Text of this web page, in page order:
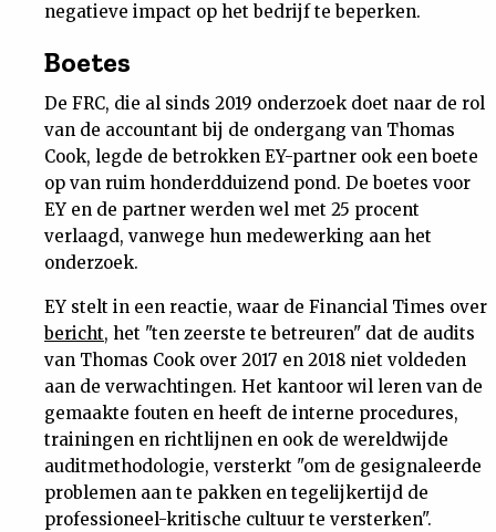
negatieve impact op het bedrijf te beperken.
Boetes
De FRC, die al sinds 2019 onderzoek doet naar de rol
van de accountant bij de ondergang van Thomas
Cook, legde de betrokken EY-partner ook een boete
op van ruim honderdduizend pond. De boetes voor
EY en de partner werden wel met 25 procent
verlaagd, vanwege hun medewerking aan het
onderzoek.
EY stelt in een reactie, waar de Financial Times over
bericht, het "ten zeerste te betreuren" dat de audits
van Thomas Cook over 2017 en 2018 niet voldeden
aan de verwachtingen. Het kantoor wil leren van de
gemaakte fouten en heeft de interne procedures,
trainingen en richtlijnen en ook de wereldwijde
auditmethodologie, versterkt "om de gesignaleerde
problemen aan te pakken en tegelijkertijd de
professioneel-kritische cultuur te versterken".